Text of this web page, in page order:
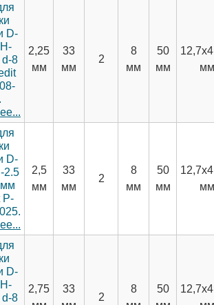
D-
8
2,25
мм
33
мм
2
8
мм
50
мм
мм
D-
2.5
P-
2,5
мм
33
мм
2
8
мм
50
мм
мм
D-
8
2,75
33
2
8
50